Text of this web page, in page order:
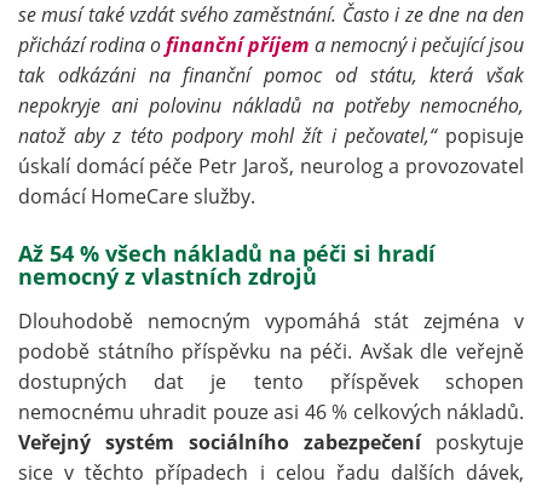
se musí také vzdát svého zaměstnání. Často i ze dne na den
přichází rodina ofinanční příjem a nemocný i pečující jsou
tak odkázáni na finanční pomoc od státu, která však
nepokryje ani polovinu nákladů na potřeby nemocného,
natož aby z této podpory mohl žít i pečovatel,“popisuje
úskalí domácí péče Petr Jaroš, neurolog a provozovatel
domácí HomeCare služby.
Až 54 % všech nákladů na péči si hradí
nemocný z vlastních zdrojů
Dlouhodobě nemocným vypomáhá stát zejména v
podobě státního příspěvku na péči. Avšak dle veřejně
dostupných dat je tento příspěvek schopen
nemocnému uhradit pouze asi 46 % celkových nákladů.
Veřejný systém sociálního zabezpečeníposkytuje
sice v těchto případech i celou řadu dalších dávek,